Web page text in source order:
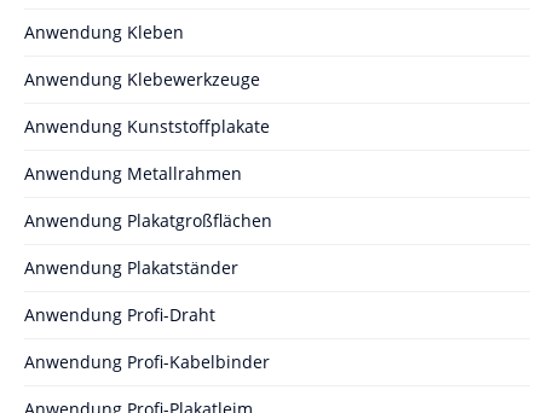
Anwendung Kleben
Anwendung Klebewerkzeuge
Anwendung Kunststoffplakate
Anwendung Metallrahmen
Anwendung Plakatgroßflächen
Anwendung Plakatständer
Anwendung Profi-Draht
Anwendung Profi-Kabelbinder